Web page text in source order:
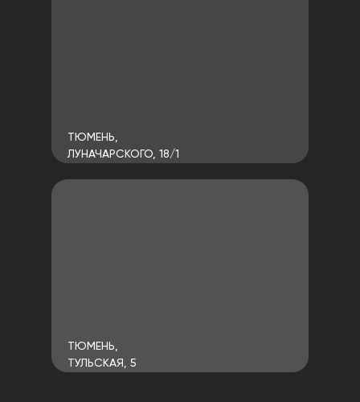
ТЮМЕНЬ,
ЛУНАЧАРСКОГО, 18/1
ТЮМЕНЬ,
ТУЛЬСКАЯ, 5